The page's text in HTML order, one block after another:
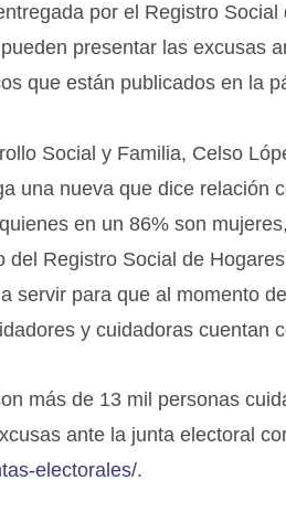
por el Registro
presentar las excusas
que están publicados en la
Social y Familia, Celso
una nueva que dice relación
en un 86% son
del Registro Social de
servir para que al momento
y cuidadoras cuentan
más de 13 mil personas
ante la junta electoral
electorales/.